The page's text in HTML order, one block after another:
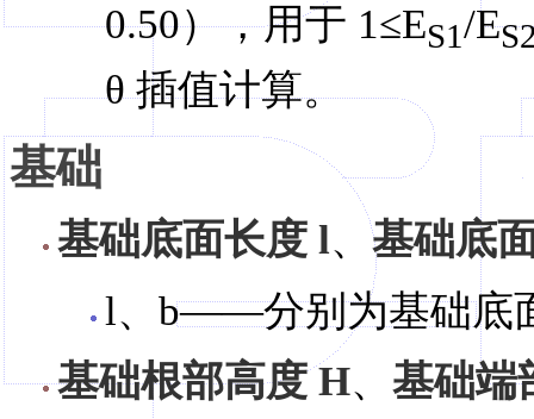
0.50），用于 1≤ES1/E
θ 插值计算。
基础
基础底面长度 l、基础底
l、b——分别为基础底
基础根部高度 H、 基础端